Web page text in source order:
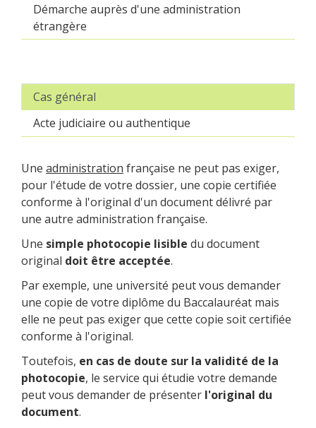
Démarche auprès d'une administration
étrangère
Cas général
Acte judiciaire ou authentique
Une administration française ne peut pas exiger,
pour l'étude de votre dossier, une copie certifiée
conforme à l'original d'un document délivré par
une autre administration française.
Une simple photocopie lisible du document
original doit être acceptée.
Par exemple, une université peut vous demander
une copie de votre diplôme du Baccalauréat mais
elle ne peut pas exiger que cette copie soit certifiée
conforme à l'original.
Toutefois, en cas de doute sur la validité de la
photocopie, le service qui étudie votre demande
peut vous demander de présenter l'original du
document.